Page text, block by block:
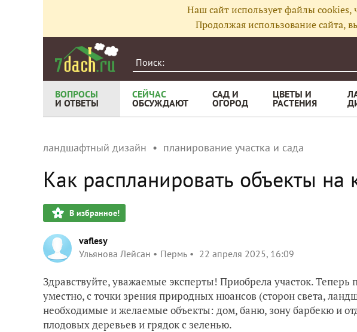
Наш сайт использует файлы cookies,
Продолжая использование сайта,
ВОПРОСЫ
И ОТВЕТЫ
СЕЙЧАС
ОБСУЖДАЮТ
САД И
ОГОРОД
ЦВЕТЫ И
РАСТЕНИЯ
ландшафтный дизайн планирование участка и сада
Как распланировать объекты на
В избранное!
vaflesy
Ульянова Лейсан
Пермь 22 апреля 2025, 16:09
Здравствуйте, уважаемые эксперты! Приобрела участок.
уместно, с точки зрения природных нюансов (сторон света,
необходимые и желаемые объекты: дом, баню, зону барбекю и
плодовых деревьев и грядок с зеленью.